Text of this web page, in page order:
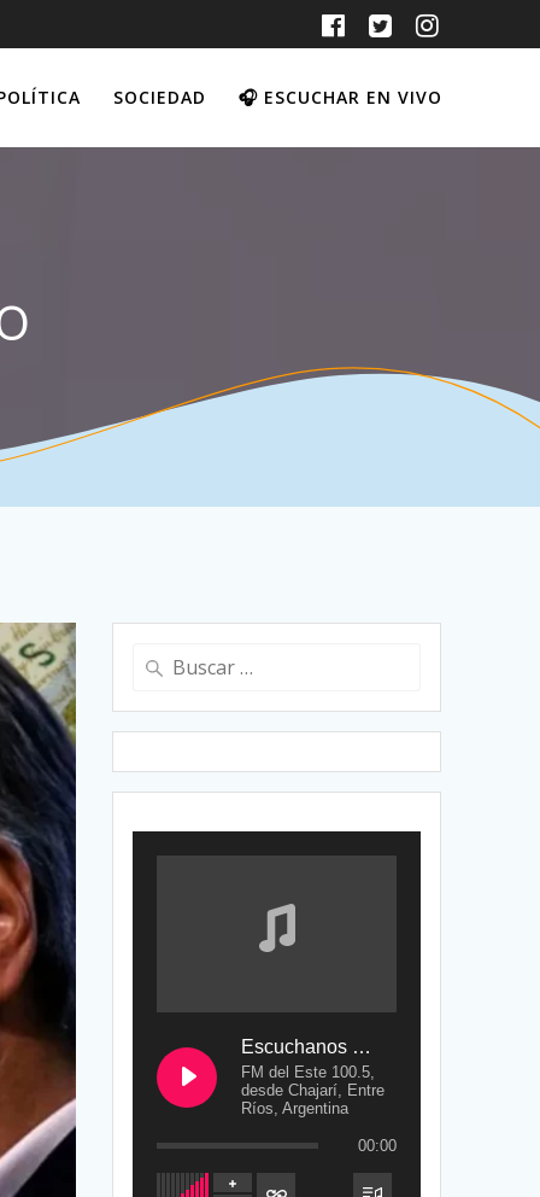
SOCIEDAD 🎧 ESCUCHAR EN VIVO
Buscar:
Escuchanos en Vivo
FM del Este 100.5,
desde Chajarí, Entre
Ríos, Argentina
00:00